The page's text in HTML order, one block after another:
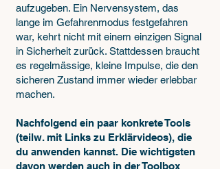
aufzugeben. Ein Nervensystem, das
lange im Gefahrenmodus festgefahren
war, kehrt nicht mit einem einzigen Signal
in Sicherheit zurück. Stattdessen braucht
es regelmässige, kleine Impulse, die den
sicheren Zustand immer wieder erlebbar
machen.
Nachfolgend ein paar konkrete Tools
(teilw. mit Links zu Erklärvideos), die
du anwenden kannst. Die wichtigsten
davon werden auch in der Toolbox